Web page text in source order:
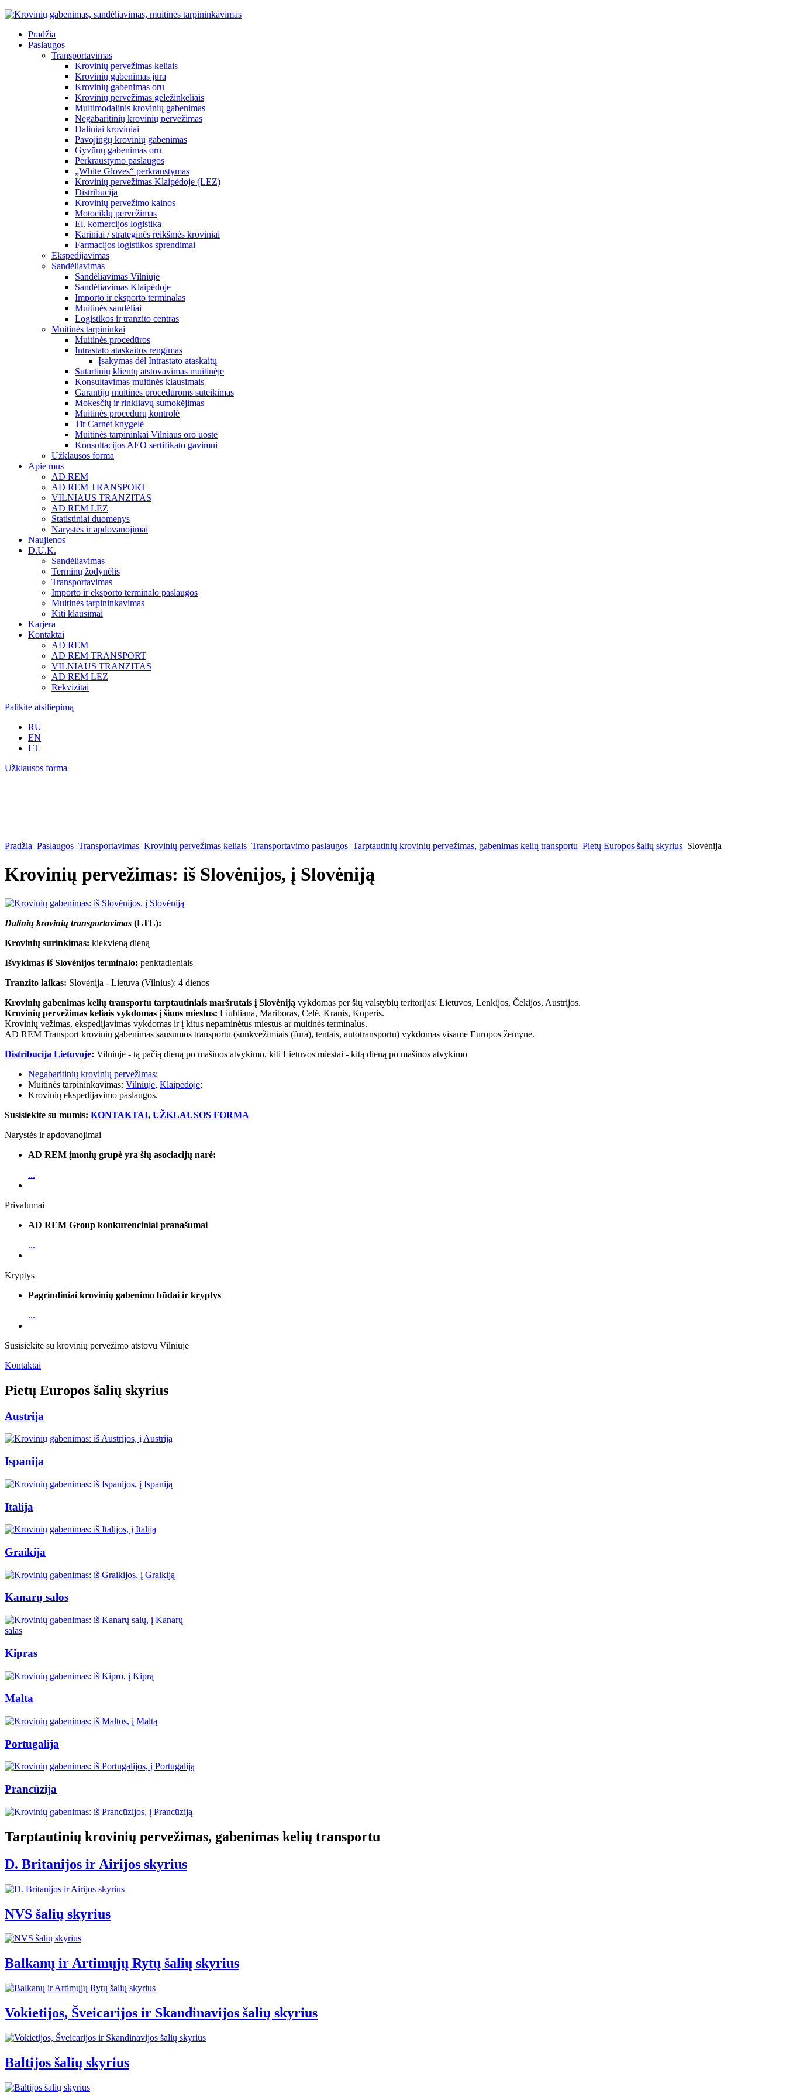
Pradžia
Paslaugos
Transportavimas
Krovinių pervežimas keliais
Krovinių gabenimas jūra
Krovinių gabenimas oru
Krovinių pervežimas geležinkeliais
Multimodalinis krovinių gabenimas
Negabaritinių krovinių pervežimas
Daliniai kroviniai
Pavojingų krovinių gabenimas
Gyvūnų gabenimas oru
Perkraustymo paslaugos
„White Gloves“ perkraustymas
Krovinių pervežimas Klaipėdoje (LEZ)
Distribucija
Krovinių pervežimo kainos
Motociklų pervežimas
El. komercijos logistika
Kariniai / strateginės reikšmės kroviniai
Farmacijos logistikos sprendimai
Ekspedijavimas
Sandėliavimas
Sandėliavimas Vilniuje
Sandėliavimas Klaipėdoje
Importo ir eksporto terminalas
Muitinės sandėliai
Logistikos ir tranzito centras
Muitinės tarpininkai
Muitinės procedūros
Intrastato ataskaitos rengimas
Įsakymas dėl Intrastato ataskaitų
Sutartinių klientų atstovavimas muitinėje
Konsultavimas muitinės klausimais
Garantijų muitinės procedūroms suteikimas
Mokesčių ir rinkliavų sumokėjimas
Muitinės procedūrų kontrolė
Tir Carnet knygelė
Muitinės tarpininkai Vilniaus oro uoste
Konsultacijos AEO sertifikato gavimui
Užklausos forma
Apie mus
AD REM
AD REM TRANSPORT
VILNIAUS TRANZITAS
AD REM LEZ
Statistiniai duomenys
Narystės ir apdovanojimai
Naujienos
D.U.K.
Sandėliavimas
Terminų žodynėlis
Transportavimas
Importo ir eksporto terminalo paslaugos
Muitinės tarpininkavimas
Kiti klausimai
Karjera
Kontaktai
AD REM
AD REM TRANSPORT
VILNIAUS TRANZITAS
AD REM LEZ
Rekvizitai
Palikite atsiliepimą
RU
EN
LT
Užklausos forma
Pradžia Paslaugos Transportavimas Krovinių pervežimas keliais Transportavimo paslaugos Tarptautinių krovinių pervežimas, gabenimas kelių transportu Pietų Europos šalių skyrius Slovėnija
Krovinių pervežimas: iš Slovėnijos, į Slovėniją
Dalinių krovinių transportavimas (LTL):
Krovinių surinkimas: kiekvieną dieną
Išvykimas iš Slovėnijos terminalo: penktadieniais
Tranzito laikas: Slovėnija - Lietuva (Vilnius): 4 dienos
Krovinių gabenimas kelių transportu tarptautiniais maršrutais į Slovėniją vykdomas per šių valstybių teritorijas: Lietuvos, Lenkijos, Čekijos, Austrijos.
Krovinių pervežimas keliais vykdomas į šiuos miestus: Liubliana, Mariboras, Celė, Kranis, Koperis.
Krovinių vežimas, ekspedijavimas vykdomas ir į kitus nepaminėtus miestus ar muitinės terminalus.
AD REM Transport krovinių gabenimas sausumos transportu (sunkvežimiais (fūra), tentais, autotransportu) vykdomas visame Europos žemyne.
Distribucija Lietuvoje: Vilniuje - tą pačią dieną po mašinos atvykimo, kiti Lietuvos miestai - kitą dieną po mašinos atvykimo
Negabaritinių krovinių pervežimas;
Muitinės tarpininkavimas: Vilniuje, Klaipėdoje;
Krovinių ekspedijavimo paslaugos.
Susisiekite su mumis: KONTAKTAI, UŽKLAUSOS FORMA
Narystės ir apdovanojimai
AD REM įmonių grupė yra šių asociacijų narė:
...
Privalumai
AD REM Group konkurenciniai pranašumai
...
Kryptys
Pagrindiniai krovinių gabenimo būdai ir kryptys
...
Susisiekite su krovinių pervežimo atstovu Vilniuje
Kontaktai
Pietų Europos šalių skyrius
Austrija
Ispanija
Italija
Graikija
Kanarų salos
Kipras
Malta
Portugalija
Prancūzija
Tarptautinių krovinių pervežimas, gabenimas kelių transportu
D. Britanijos ir Airijos skyrius
NVS šalių skyrius
Balkanų ir Artimųjų Rytų šalių skyrius
Vokietijos, Šveicarijos ir Skandinavijos šalių skyrius
Baltijos šalių skyrius